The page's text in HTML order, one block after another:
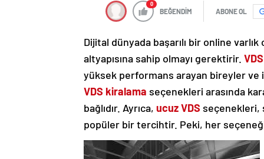
0
BEĞENDİM ABONE OL
Dijital dünyada başarılı bir online
altyapısına sahip olmayı gerektirir.
yüksek performans arayan bireyler
VDS kiralama seçenekleri arasında
bağlıdır. Ayrıca, ucuz VDS seçenekleri,
popüler bir tercihtir. Peki, her